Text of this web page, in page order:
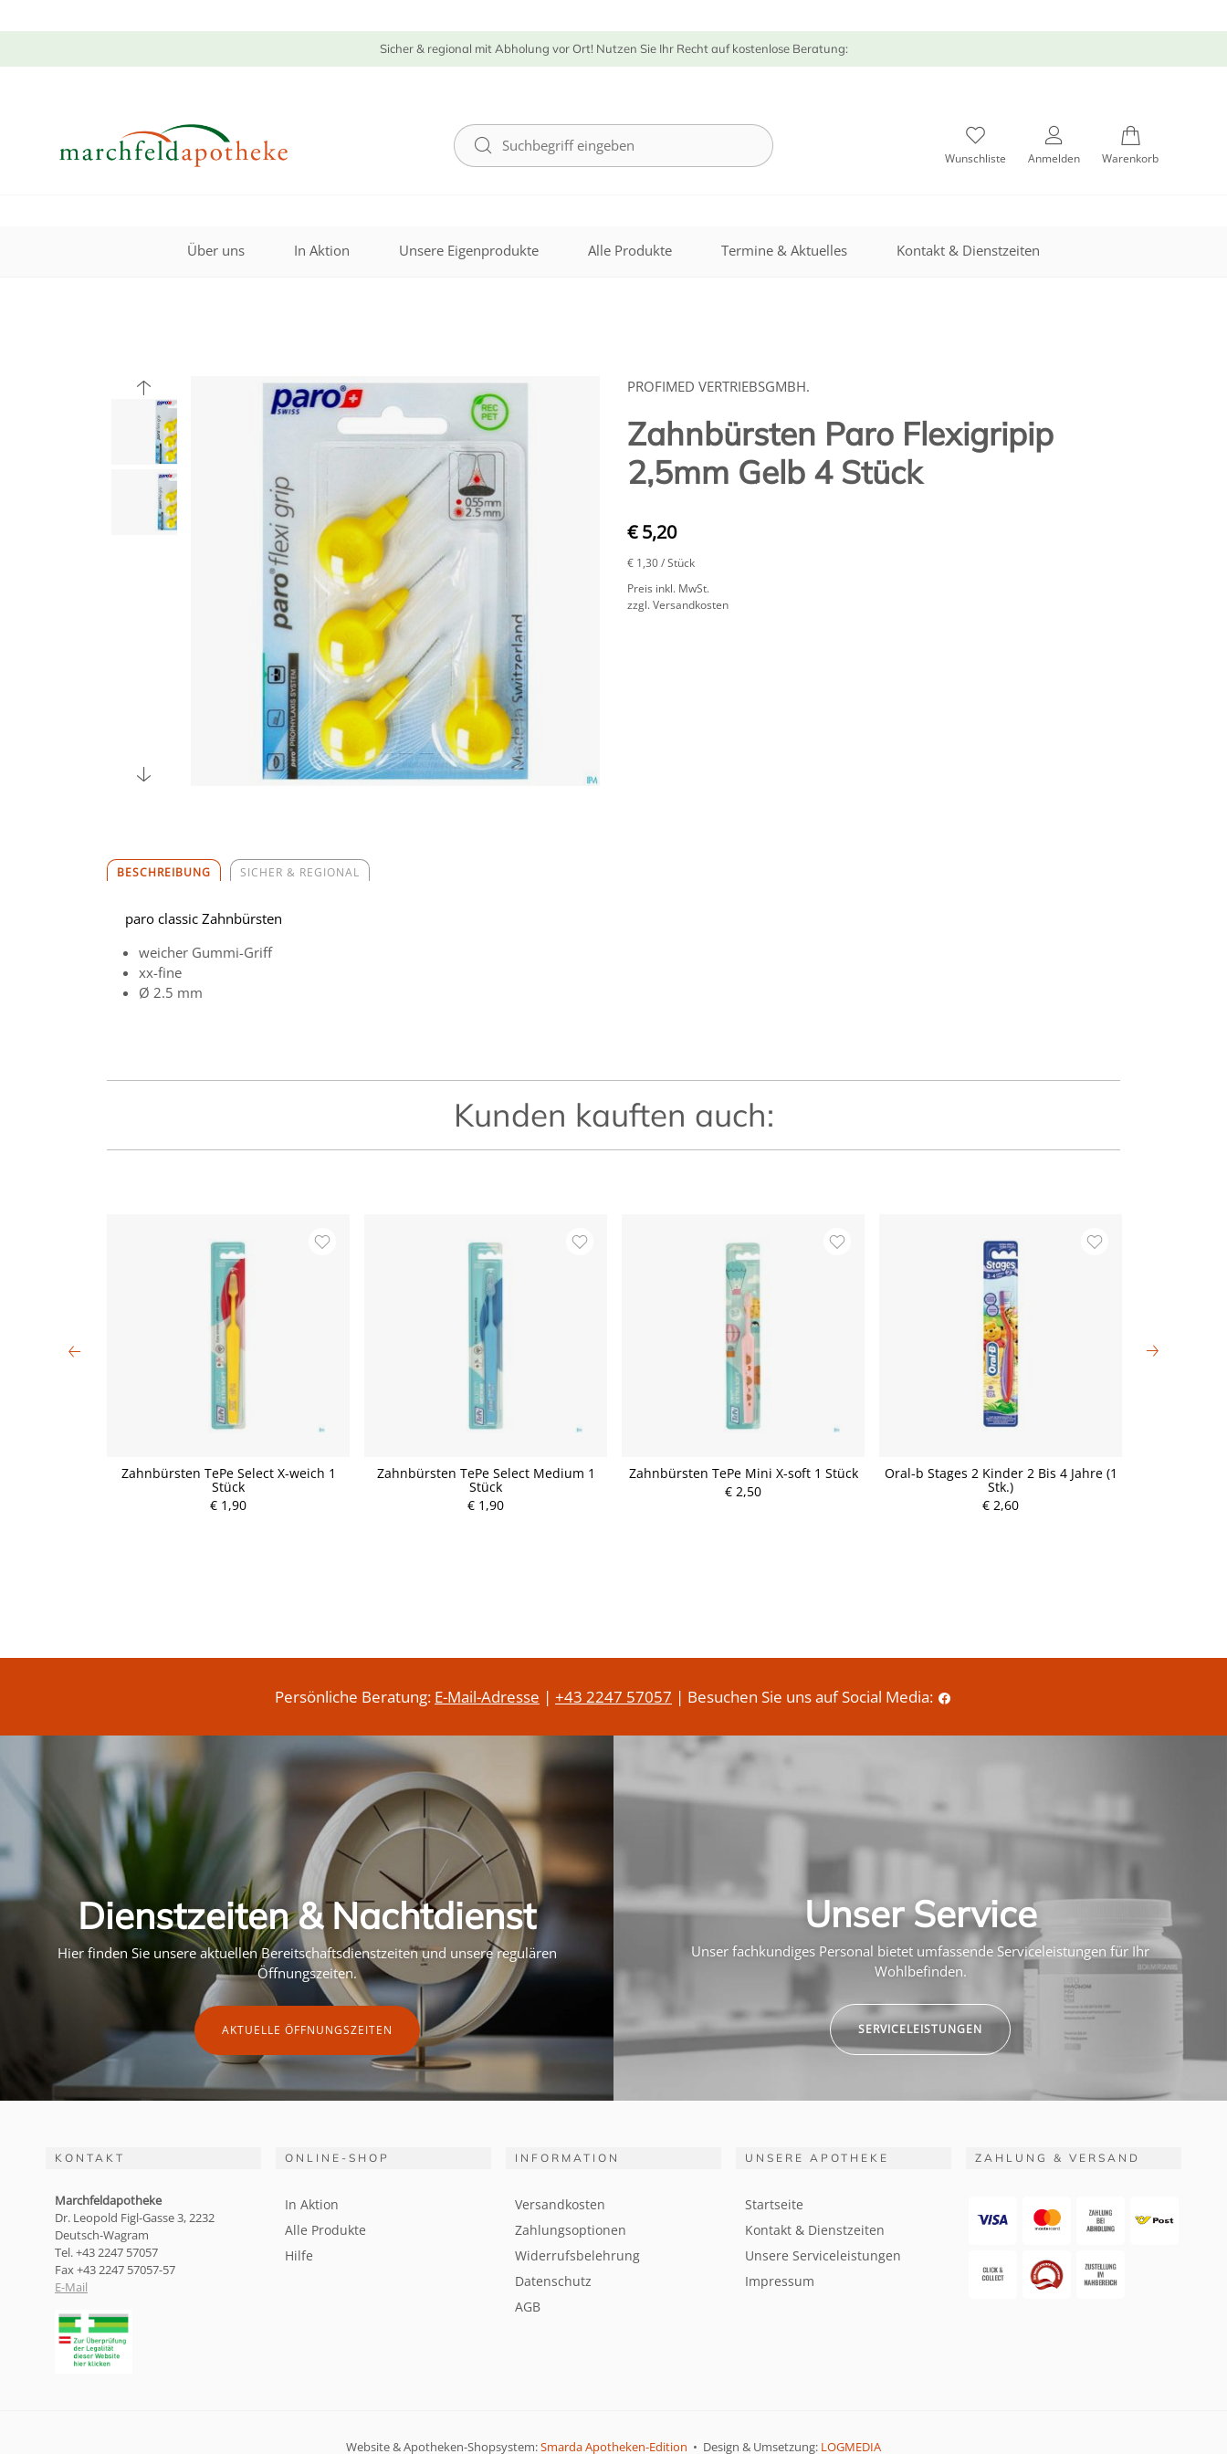
Sicher & regional mit Abholung vor Ort! Nutzen Sie Ihr Recht auf kostenlose Beratung:
Wunschliste Anmelden Warenkorb
Über uns In Aktion Unsere Eigenprodukte Alle Produkte Termine & Aktuelles Kontakt & Dienstzeiten
PROFIMED VERTRIEBSGMBH.
Zahnbürsten Paro Flexigripip
2,5mm Gelb 4 Stück
€ 5,20
€ 1,30/ Stück
Preis inkl. MwSt.
zzgl. Versandkosten
BESCHREIBUNG SICHER & REGIONAL
paro classic Zahnbürsten
weicher Gummi-Griff
xx-fine
Ø 2.5 mm
Kunden kauften auch:
Zahnbürsten TePe Select X-weich 1
Stück
€ 1,90
Zahnbürsten TePe Select Medium 1
Stück
€ 1,90
Zahnbürsten TePe Mini X-soft 1 Stück
€ 2,50
Oral-b Stages 2 Kinder 2 Bis 4 Jahre (1
Stk.)
€ 2,60
P
P r
Persönliche Beratung: E-Mail-Adresse | +43 2247 57057 | Besuchen Sie uns auf Social Media:
Dienstzeiten & Nachtdienst
Hier finden Sie unsere aktuellen Bereitschaftsdienstzeiten und unsere regulären
Öffnungszeiten.
AKTUELLE ÖFFNUNGSZEITEN
Unser Service
Unser fachkundiges Personal bietet umfassende Serviceleistungen für Ihr
Wohlbefinden.
SERVICELEISTUNGEN
KONTAKT
Marchfeldapotheke
Dr. Leopold Figl-Gasse 3, 2232
Deutsch-Wagram
Tel. +43 2247 57057
Fax +43 2247 57057-57
E-Mail
ONLINE-SHOP
In Aktion
Alle Produkte
Hilfe
INFORMATION
Versandkosten
Zahlungsoptionen
Widerrufsbelehrung
Datenschutz
AGB
UNSERE APOTHEKE
Startseite
Kontakt & Dienstzeiten
Unsere Serviceleistungen
Impressum
ZAHLUNG & VERSAND
Website & Apotheken-Shopsystem:Smarda Apotheken-Edition • Design & Umsetzung: LOGMEDIA